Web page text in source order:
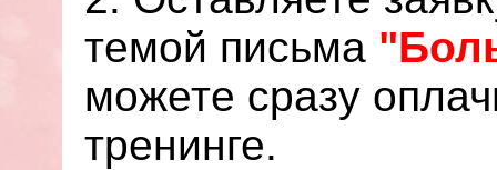
темой письма "
можете сразу
тренинге.